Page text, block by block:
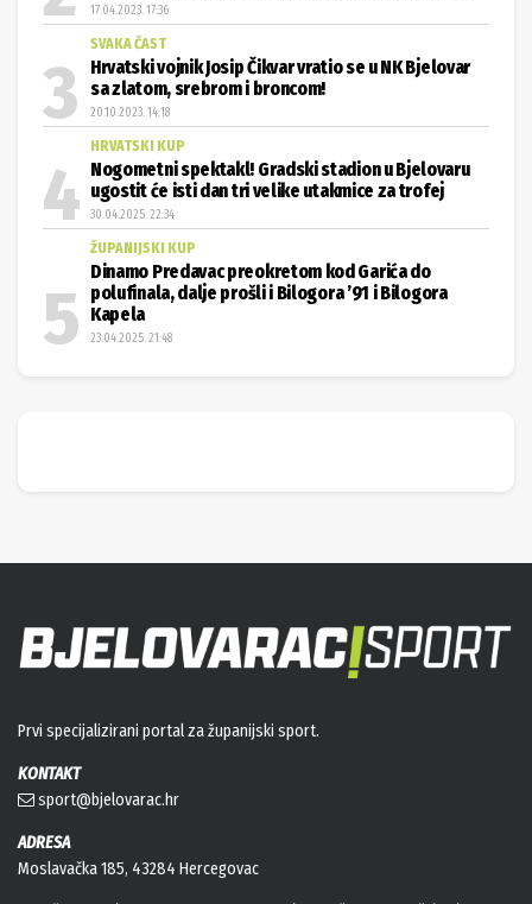
17.04.2023. 17:36
SVAKA ČAST
Hrvatski vojnik Josip Čikvar vratio se u NK Bjelovar
sa zlatom, srebrom i broncom!
20.10.2023. 14:18
HRVATSKI KUP
Nogometni spektakl! Gradski stadion u Bjelovaru
ugostit će isti dan tri velike utakmice za trofej
30.04.2025. 22:34
ŽUPANIJSKI KUP
Dinamo Predavac preokretom kod Garića do
polufinala, dalje prošli i Bilogora ’91 i Bilogora
Kapela
23.04.2025. 21:48
Prvi specijalizirani portal za županijski sport.
KONTAKT
sport@bjelovarac.hr
ADRESA
Moslavačka 185, 43284 Hercegovac